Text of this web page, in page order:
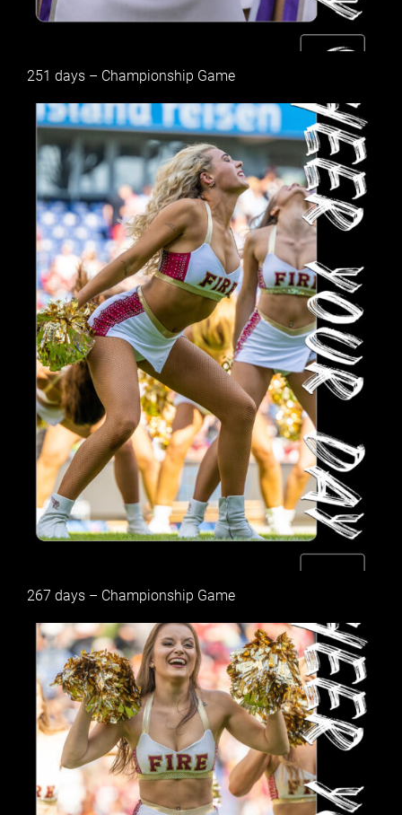
251 days – Championship Game
267 days – Championship Game